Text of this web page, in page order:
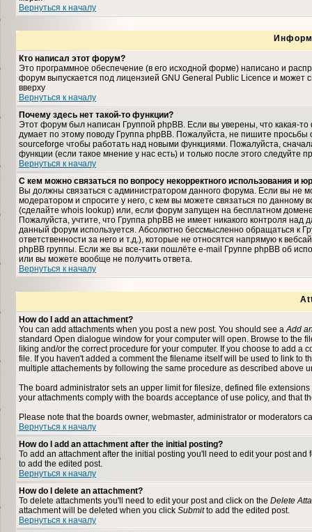
Вернуться к началу
Кто написал этот форум?
Это программное обеспечение (в его исходной форме) написано и
форум выпускается под лицензией GNU General Public Licence и может
вверху
Вернуться к началу
Почему здесь нет такой-то функции?
Этот форум был написан Группой phpBB. Если вы уверены, что какая-
думает по этому поводу Группа phpBB. Пожалуйста, не пишите
sourceforge чтобы работать над новыми функциями. Пожалуйста,
функции (если такое мнение у нас есть) и только после этого следуйте
Вернуться к началу
С кем можно связаться по вопросу некорректного использования и
Вы должны связаться с администратором данного форума. Если вы не
модератором и спросите у него, с кем вы можете связаться по данному
(сделайте whois lookup) или, если форум запущен на бесплатном
Пожалуйста, учтите, что Группа phpBB не имеет никакого контроля
данный форум используется. Абсолютно бессмысленно обращаться к
ответственности за него и т.д.), которые не относятся напрямую к
phpBB группы. Если же вы все-таки пошлёте e-mail Группе phpBB об
или вы можете вообще не получить ответа.
Вернуться к началу
How do I add an attachment?
You can add attachments when you post a new post. You should see aAdd
standard Open dialogue window for your computer will open. Browse to the
liking and/or the correct procedure for your computer. If you choose to add a
file. If you haven't added a comment the filename itself will be used to link to
multiple attachements by following the same procedure as described above
The board administrator sets an upper limit for filesize, defined file
your attachments comply with the boards acceptance of use policy, and that
Please note that the boards owner, webmaster, administrator or moderators
Вернуться к началу
How do I add an attachment after the initial posting?
To add an attachment after the initial posting you'll need to edit your post
to add the edited post.
Вернуться к началу
How do I delete an attachment?
To delete attachments you'll need to edit your post and click on the Delete
attachment will be deleted when you click Submitto add the edited post.
Вернуться к началу